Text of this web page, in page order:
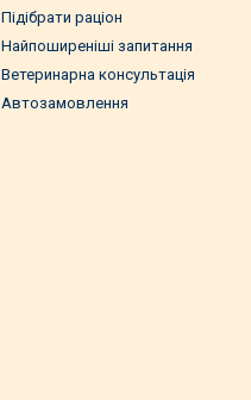
Підібрати раціон
Найпоширеніші запитання
Ветеринарна консультація
Автозамовлення